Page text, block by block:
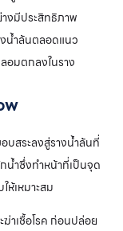
งมีประสิทธิภาพ
น้ำล้นตลอดแนว
อมตกลงในราง
บสระลงสู่รางน้ำล้นที่
น้ำซึ่งทำหน้าที่เป็นจุด
เหมาะสม
าเชื้อโรค ก่อนปล่อย